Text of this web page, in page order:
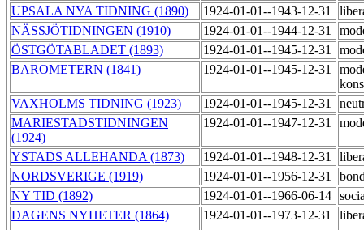
UPSALA NYA TIDNING (1890)
1924-01-01--1943-12-31
NÄSSJÖTIDNINGEN (1910)
1924-01-01--1944-12-31
ÖSTGÖTABLADET (1893)
1924-01-01--1945-12-31
BAROMETERN (1841)
1924-01-01--1945-12-31
VAXHOLMS TIDNING (1923)
1924-01-01--1945-12-31
MARIESTADSTIDNINGEN
(1924)
1924-01-01--1947-12-31
YSTADS ALLEHANDA (1873) 1924-01-01--1948-12-31
NORDSVERIGE (1919)
1924-01-01--1956-12-31
NY TID (1892)
1924-01-01--1966-06-14
DAGENS NYHETER (1864)
1924-01-01--1973-12-31